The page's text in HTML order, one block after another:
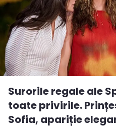
Surorile regale ale
toate privirile.
Sofia, apariție